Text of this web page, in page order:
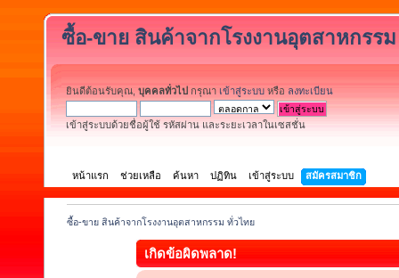
ซื้อ-ขาย สินค้าจากโรงงานอุตสาหกรร
ยินดีต้อนรับคุณ, บุคคลทั่วไป กรุณา เข้าสู่ระบบ หรือ ลงทะเบียน
เข้าสู่ระบบด้วยชื่อผู้ใช้ รหัสผ่าน และระยะเวลาในเซสชั่น
หน้าแรก ช่วยเหลือ ค้นหา ปฏิทิน เข้าสู่ระบบ สมัครสมาชิก
ซื้อ-ขาย สินค้าจากโรงงานอุตสาหกรรม ทั่วไทย
เกิดข้อผิดพลาด!